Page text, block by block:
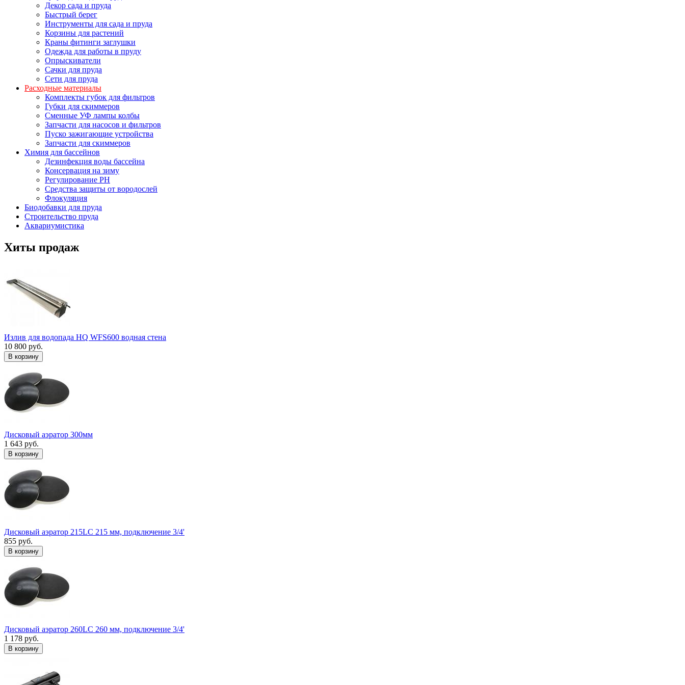
Декор сада и пруда
Быстрый берег
Инструменты для сада и пруда
Корзины для растений
Краны фитинги заглушки
Одежда для работы в пруду
Опрыскиватели
Сачки для пруда
Сети для пруда
Расходные материалы
Комплекты губок для фильтров
Губки для скиммеров
Сменные УФ лампы колбы
Запчасти для насосов и фильтров
Пуско зажигающие устройства
Запчасти для скиммеров
Химия для бассейнов
Дезинфекция воды бассейна
Консервация на зиму
Регулирование PH
Средства защиты от вородослей
Флокуляция
Биодобавки для пруда
Строительство пруда
Аквариумистика
Хиты продаж
Излив для водопада HQ WFS600 водная стена
10 800 руб.
В корзину
Дисковый аэратор 300мм
1 643 руб.
В корзину
Дисковый аэратор 215LC 215 мм, подключение 3/4'
855 руб.
В корзину
Дисковый аэратор 260LC 260 мм, подключение 3/4'
1 178 руб.
В корзину